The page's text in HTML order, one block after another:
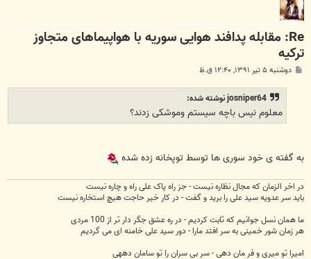
Re: مقابله پدافند هوایی سوریه با هواپیما‌های متجاوز
ترکیه
پ دوشنبه ۵ تیر ۱۳۹۱, ۱۲:۴۰ ق.ظ
josniper64 نوشته شده:
معلوم نیس باچه سیستم وموشکی زدند؟
به گفته ی خود سوری ها توسط توپخانه زده شده
در اخر الزمان که مجال نظاره نیست - جز راه پاک علی راه و چاره نیست
باید سر عدویه سید علی را برید و گفت - در کار خیر حاجت هیچ استخاره نیست
ما همان نسل جوانیم که ثابت کردیم - در ره عشق جگر دار تر از 100 مردی
هر زمان شور خمینی به سر افتد مارا - دور سید علی خامنه ای می گردیم
امیرا تو میری و فر مان دهی - سر بی سران را تو سامان دههی